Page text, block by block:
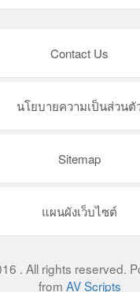
Contact Us
นโยบายความเป็นส่วนตั
Sitemap
แผนผังเว็บไซต์
. All rights reserved.
from AV Scripts